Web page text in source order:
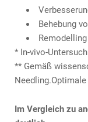
Behebung
* In-vivo-
** Gemäß
Im Vergleich zu